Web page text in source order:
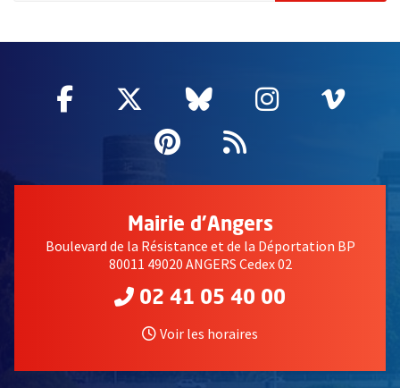
Facebook
, Ouvre une nouvelle fenêtre
Twitter
, Ouvre une nouvelle
Bluesky
, Ouvre une
Instagram
, Ouvre
,
Pinterest
, Ouvre une
Flux RSS
Mairie d'Angers
Boulevard de la Résistance et de la Déportation BP
80011 49020 ANGERS Cedex 02
02 41 05 40 00
Voir les horaires